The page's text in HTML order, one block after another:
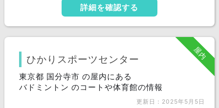
詳細を確認する
屋内
ひかりスポーツセンター
東京都 国分寺市 の屋内にある
バドミントン のコートや体育館の情報
更新日：2025年5月5日